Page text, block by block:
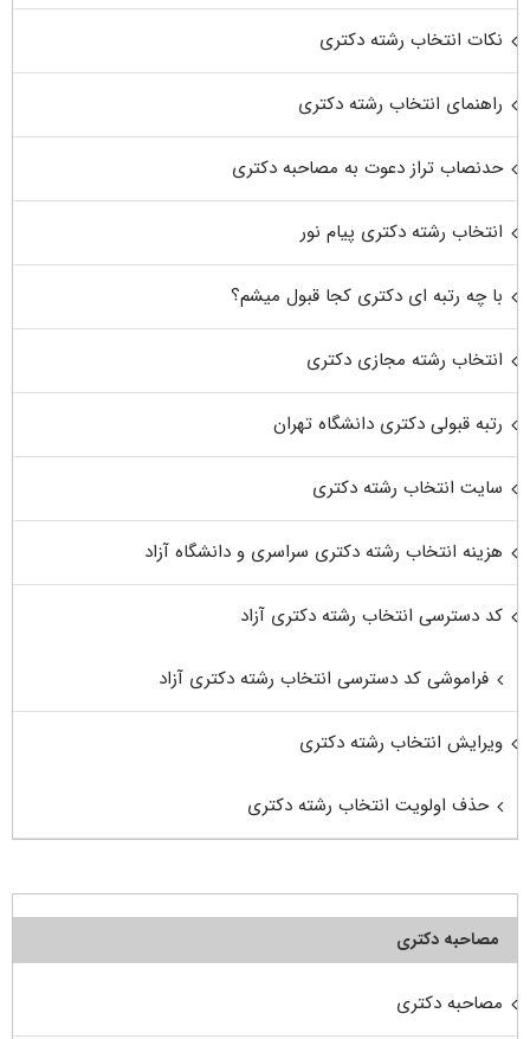
نکات انتخاب رشته دکتری
راهنمای انتخاب رشته دکتری
حدنصاب تراز دعوت به مصاحبه دکتری
انتخاب رشته دکتری پیام نور
با چه رتبه ای دکتری کجا قبول میشم؟
انتخاب رشته مجازی دکتری
رتبه قبولی دکتری دانشگاه تهران
سایت انتخاب رشته دکتری
هزینه انتخاب رشته دکتری سراسری و دانشگاه آزاد
کد دسترسی انتخاب رشته دکتری آزاد
فراموشی کد دسترسی انتخاب رشته دکتری آزاد
ویرایش انتخاب رشته دکتری
حذف اولویت انتخاب رشته دکتری
مصاحبه دکتری
مصاحبه دکتری